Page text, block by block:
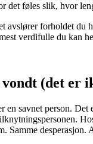
føles slik, hvor
avslører forholdet
verdifulle du kan
(det er
en savnet person.
Samme desperasjon.